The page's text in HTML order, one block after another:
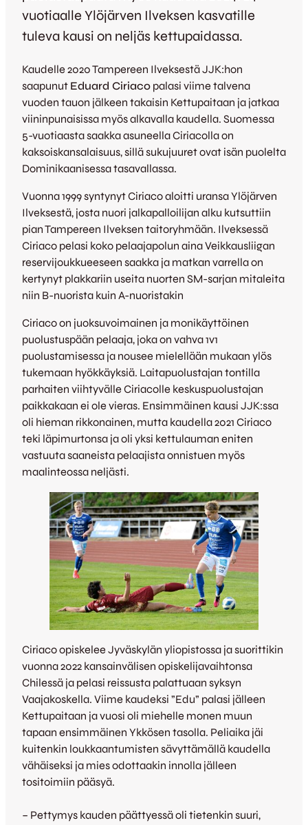
vuotiaalle Ylöjärven Ilveksen kasvatille
tuleva kausi on neljäs kettupaidassa.
Kaudelle 2020 Tampereen Ilveksestä JJK:hon
saapunut Eduard Ciriaco palasi viime talvena
vuoden tauon jälkeen takaisin Kettupaitaan ja jatkaa
viininpunaisissa myös alkavalla kaudella. Suomessa
5-vuotiaasta saakka asuneella Ciriacolla on
kaksoiskansalaisuus, sillä sukujuuret ovat isän puolelta
Dominikaanisessa tasavallassa.
Vuonna 1999 syntynyt Ciriaco aloitti uransa Ylöjärven
Ilveksestä, josta nuori jalkapalloilijan alku kutsuttiin
pian Tampereen Ilveksen taitoryhmään. Ilveksessä
Ciriaco pelasi koko pelaajapolun aina Veikkausliigan
reservijoukkueeseen saakka ja matkan varrella on
kertynyt plakkariin useita nuorten SM-sarjan mitaleita
niin B-nuorista kuin A-nuoristakin
Ciriaco on juoksuvoimainen ja monikäyttöinen
puolustuspään pelaaja, joka on vahva 1v1
puolustamisessa ja nousee mielellään mukaan ylös
tukemaan hyökkäyksiä. Laitapuolustajan tontilla
parhaiten viihtyvälle Ciriacolle keskuspuolustajan
paikkakaan ei ole vieras. Ensimmäinen kausi JJK:ssa
oli hieman rikkonainen, mutta kaudella 2021 Ciriaco
teki läpimurtonsa ja oli yksi kettulauman eniten
vastuuta saaneista pelaajista onnistuen myös
maalinteossa neljästi.
Ciriaco opiskelee Jyväskylän yliopistossa ja suorittikin
vuonna 2022 kansainvälisen opiskelijavaihtonsa
Chilessä ja pelasi reissusta palattuaan syksyn
Vaajakoskella. Viime kaudeksi ”Edu” palasi jälleen
Kettupaitaan ja vuosi oli miehelle monen muun
tapaan ensimmäinen Ykkösen tasolla. Peliaika jäi
kuitenkin loukkaantumisten sävyttämällä kaudella
vähäiseksi ja mies odottaakin innolla jälleen
tositoimiin pääsyä.
– Pettymys kauden päättyessä oli tietenkin suuri,